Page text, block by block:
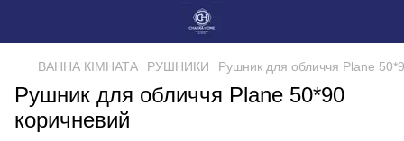
ВАННА КІМНАТА РУШНИКИ Рушник для обличчя Plane
Рушник для обличчя Plane 50*90
коричневий